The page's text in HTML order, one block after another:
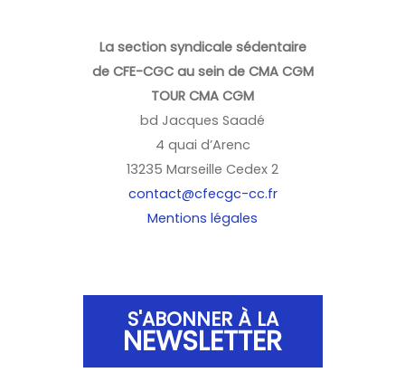
La section syndicale sédentaire
de CFE-CGC au sein de CMA CGM
TOUR CMA CGM
bd Jacques Saadé
4 quai d’Arenc
13235 Marseille Cedex 2
contact@cfecgc-cc.fr
Mentions légales
S'ABONNER À LA
NEWSLETTER